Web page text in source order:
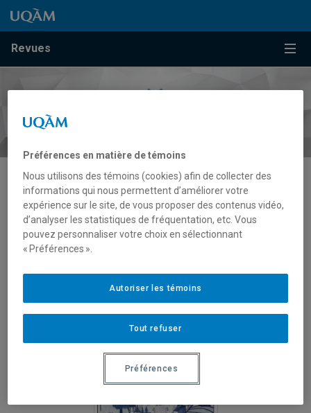
Passer au contenu
Accéder au menu principal
Accéder à la recherche
Passer au contenu
Accéder au menu principal
Revues
Modèles socioéconomiques
alternatifs
Préférences en matière de témoins
Nous utilisons des témoins (cookies) afin de collecter des
informations qui nous permettent d’améliorer votre
expérience sur le site, de vous proposer des contenus vidéo,
d’analyser les statistiques de fréquentation, etc. Vous
pouvez personnaliser votre choix en sélectionnant
« Préférences ».
Tout refuser
Autoriser les témoins
Préférences